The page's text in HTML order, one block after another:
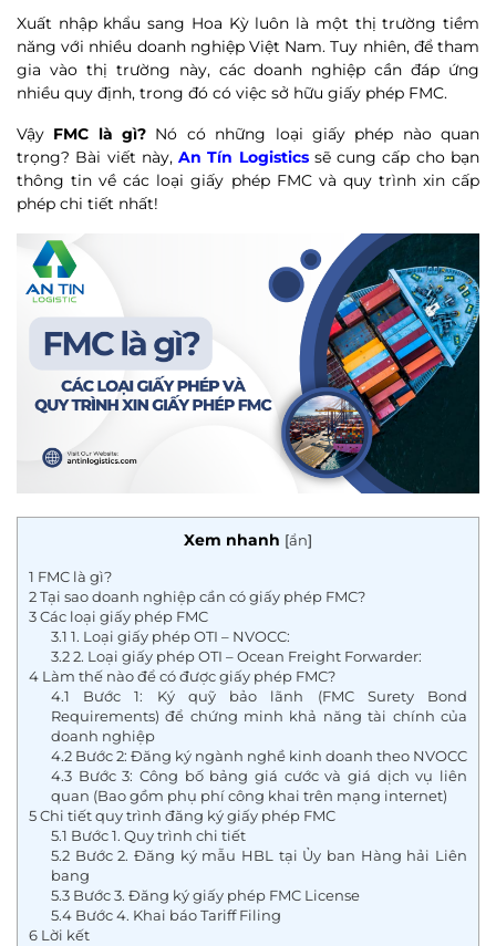
Xuất nhập khẩu sang Hoa Kỳ luôn là một thị trường tiềm
năng với nhiều doanh nghiệp Việt Nam. Tuy nhiên, để tham
gia vào thị trường này, các doanh nghiệp cần đáp ứng
nhiều quy định, trong đó có việc sở hữu giấy phép FMC.
Vậy FMC là gì? Nó có những loại giấy phép nào quan
trọng? Bài viết này,An Tín Logisticssẽ cung cấp cho bạn
thông tin về các loại giấy phép FMC và quy trình xin cấp
phép chi tiết nhất!
Xem nhanh [ẩn]
1 FMC là gì?
2Tại sao doanh nghiệp cần có giấy phép FMC?
3Các loại giấy phép FMC
3.1 1. Loại giấy phép OTI – NVOCC:
3.22. Loại giấy phép OTI – Ocean Freight Forwarder:
4 Làm thế nào để có được giấy phép FMC?
4.1 Bước 1: Ký quỹ bảo lãnh (FMC Surety Bond
Requirements) để chứng minh khả năng tài chính của
doanh nghiệp
4.2Bước 2: Đăng ký ngành nghề kinh doanh theo NVOCC
4.3Bước 3: Công bố bảng giá cước và giá dịch vụ liên
quan (Bao gồm phụ phí công khai trên mạng internet)
5Chi tiết quy trình đăng ký giấy phép FMC
5.1 Bước 1. Quy trình chi tiết
5.2Bước 2. Đăng ký mẫu HBL tại Ủy ban Hàng hải Liên
bang
5.3Bước 3. Đăng ký giấy phép FMC License
5.4Bước 4. Khai báo Tariff Filing
6 Lời kết